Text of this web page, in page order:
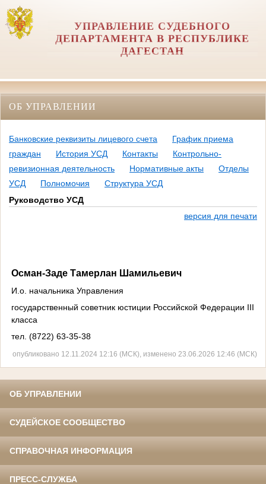
УПРАВЛЕНИЕ СУДЕБНОГО
ДЕПАРТАМЕНТА В РЕСПУБЛИКЕ
ДАГЕСТАН
ОБ УПРАВЛЕНИИ
Банковские реквизиты лицевого счета
График приема
граждан
История УСД Контакты
Контрольно-
ревизионная деятельность
Нормативные акты
Отделы
УСД
Полномочия
Структура УСД
Руководство УСД
версия для печати
Осман-Заде Тамерлан Шамильевич
И.о. начальника Управления
государственный советник юстиции Российской Федерации III
класса
тел. (8722) 63-35-38
опубликовано 12.11.2024 12:16 (МСК), изменено 23.06.2026 12:46 (МСК)
ОБ УПРАВЛЕНИИ
СУДЕЙСКОЕ СООБЩЕСТВО
СПРАВОЧНАЯ ИНФОРМАЦИЯ
ПРЕСС-СЛУЖБА